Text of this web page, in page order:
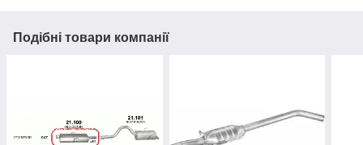
Подібні товари компанії